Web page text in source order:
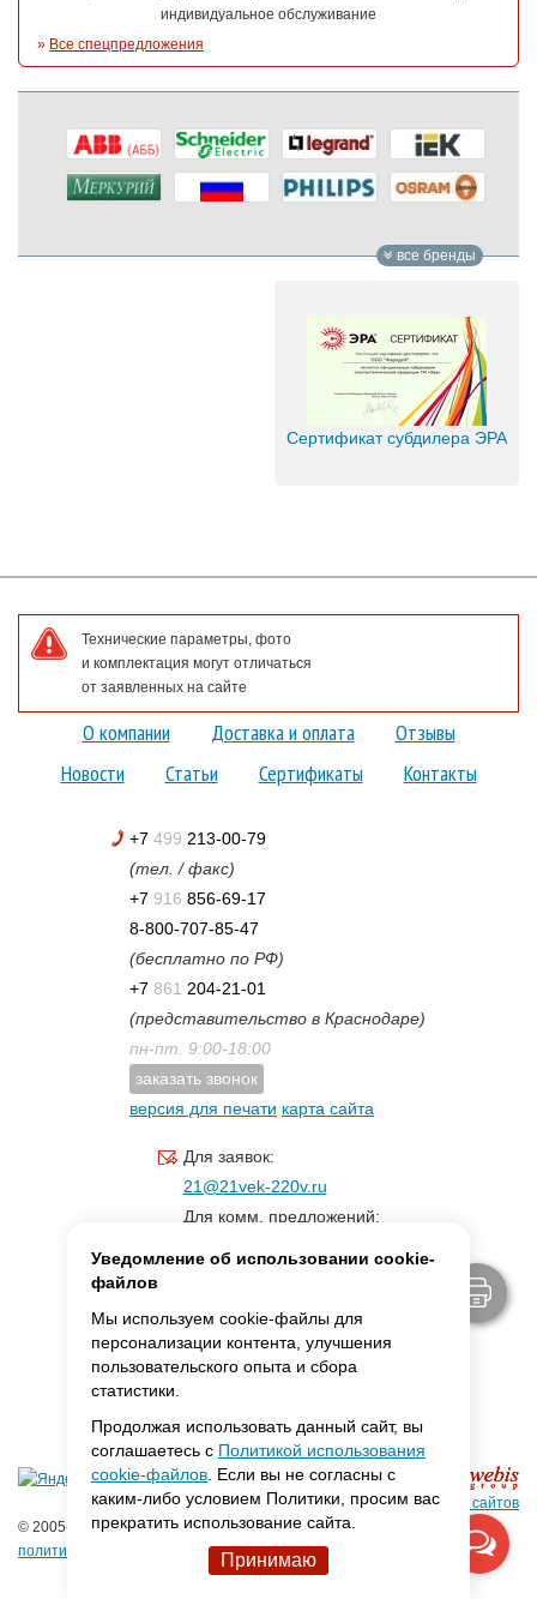
индивидуальное обслуживание
» Все спецпредложения
все бренды
Сертификат субдилера ЭРА
Технические параметры, фото
и комплектация могут отличаться
от заявленных на сайте
О компании Доставка и оплата
Отзывы
Новости
Статьи Сертификаты Контакты
+7 499 213-00-79
(тел. / факс)
+7 916 856-69-17
8-800-707-85-47
(бесплатно по РФ)
+7 861 204-21-01
(представительство в Краснодаре)
пн-пт. 9:00-18:00
заказать звонок
версия для печати карта сайта
Для заявок:
21@21vek-220v.ru
Для комм. предложений:
© 2005-2026 ООО «Фарадей»
политика конфиденциальности
Создание сайтов
Уведомление об использовании cookie-
файлов
Мы используем cookie-файлы для
персонализации контента, улучшения
пользовательского опыта и сбора
статистики.
Продолжая использовать данный сайт, вы
соглашаетесь с Политикой использования
cookie-файлов . Если вы не согласны с
каким-либо условием Политики, просим вас
прекратить использование сайта.
Принимаю